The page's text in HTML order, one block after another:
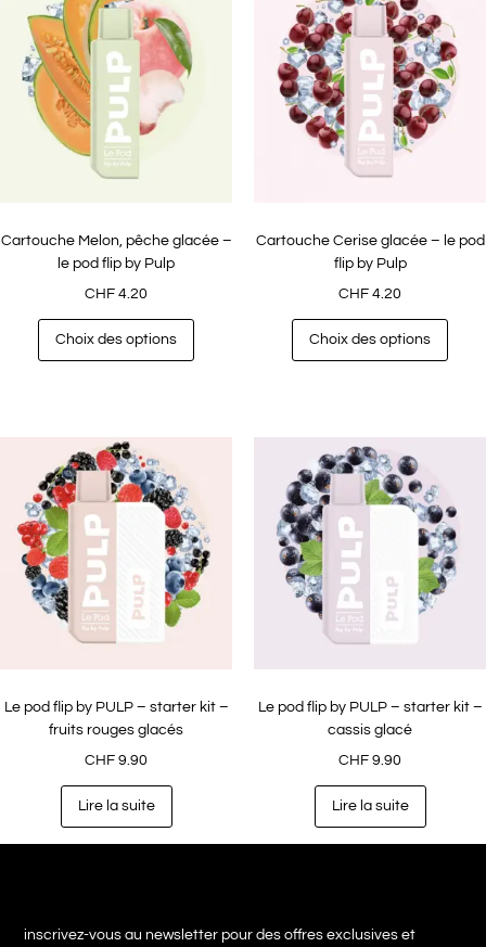
Cartouche Melon, pêche glacée –
le pod flip by Pulp
CHF 4.20
Choix des options
Cartouche Cerise glacée – le pod
flip by Pulp
CHF 4.20
Choix des options
Le pod flip by PULP – starter kit –
fruits rouges glacés
CHF 9.90
Lire la suite
Le pod flip by PULP – starter kit –
cassis glacé
CHF 9.90
Lire la suite
inscrivez-vous au newsletter pour des offres exclusives et